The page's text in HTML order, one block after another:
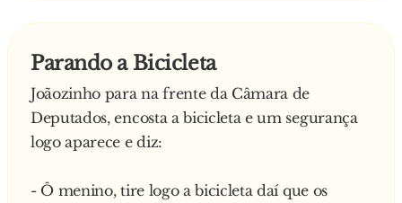
Parando a Bicicleta
Joãozinho para na frente da Câmara de
Deputados, encosta a bicicleta e um segurança
logo aparece e diz:
- Ô menino, tire logo a bicicleta daí que os